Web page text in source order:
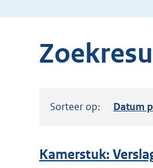
om
Sorteer op: Sorteer
Datum
Kamerstuk: